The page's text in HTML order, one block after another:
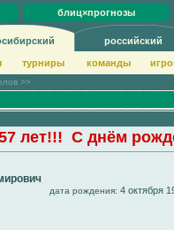
блиц×прогнозы
российский
турниры команды
>>
лет!!! С днём
дата рождения: 4 октября